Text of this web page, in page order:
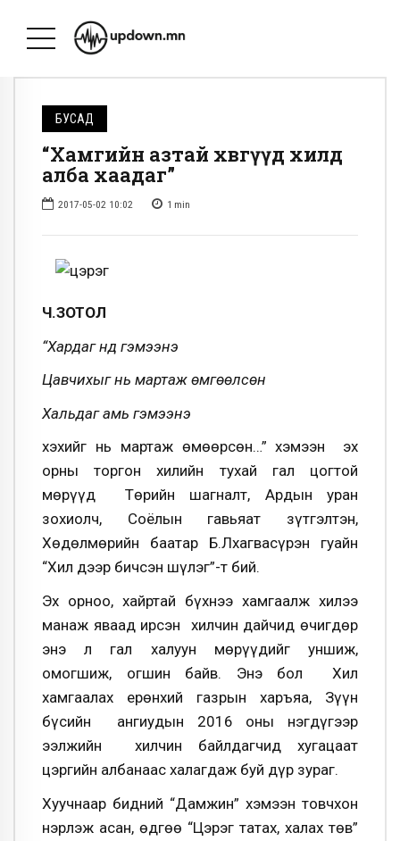
БУСАД
“Хамгийн азтай хөвгүүд хилд
алба хаадаг”
2017-05-02 10:02 1 min
Ч.ЗОТОЛ
“Хардаг нүд гэмээнэ
Цавчихыг нь мартаж өмгөөлсөн
Хальдаг амь гэмээнэ
Үхэхийг нь мартаж өмөөрсөн…” хэмээн эх
орны торгон хилийн тухай гал цогтой
мөрүүд Төрийн шагналт, Ардын уран
зохиолч, Соёлын гавьяат зүтгэлтэн,
Хөдөлмөрийн баатар Б.Лхагвасүрэн гуайн
“Хил дээр бичсэн шүлэг”-т бий.
Эх орноо, хайртай бүхнээ хамгаалж хилээ
манаж яваад ирсэн хилчин дайчид өчигдөр
энэ л гал халуун мөрүүдийг уншиж,
омогшиж, огшин байв. Энэ бол Хил
хамгаалах ерөнхий газрын харъяа, Зүүн
бүсийн ангиудын 2016 оны нэгдүгээр
ээлжийн хилчин байлдагчид хугацаат
цэргийн албанаас халагдаж буй дүр зураг.
Хуучнаар бидний “Дамжин” хэмээн товчхон
нэрлэж асан, өдгөө “Цэрэг татах, халах төв”